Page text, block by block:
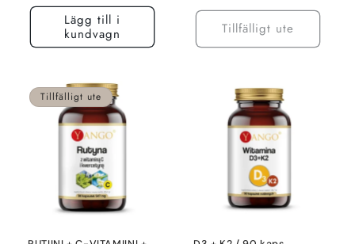
Lägg till i
kundvagn
Tillfälligt ute
Tillfälligt ute